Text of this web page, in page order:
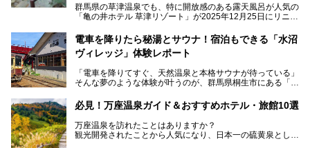
群馬県の草津温泉でも、特に開放感のある露天風呂が人気の
「亀の井ホテル 草津リゾート」が2025年12月25日にリニュ
ロビーや客室が綺麗になって、上州グルメにこだわったビュ
ッフェも人気！アクセスはシャトルバスで楽々、さらに草津
温泉にある姉妹ホテルの「草津温泉 大東舘」「亀の井ホテ
今回はそんな「亀の井ホテル 草津リゾート」を徹底レポー
───
提供元：アイコニア・ホスピタリティ株式会社【PR】
この記事は亀の井ホテル 草津リゾートのPR記事です。
電車を降りたら秘湯とサウナ！宿泊もできる「水沼
ヴィレッジ」体験レポート
「電車を降りてすぐ、天然温泉と本格サウナが待っている」
そんな夢のような体験が叶うのが、群馬県桐生市にある「駅
日帰り温泉の「水沼の湯」と宿泊もできる「サウナの森」、
２つのエリアがあります。
今回は、その中でも特にユニークな駅直結の「水沼の湯」の
魅力に焦点を当て、温泉好き、サウナー、そして電車旅好き
必見！万座温泉ガイド＆おすすめホテル・旅館10選
万座温泉を訪れたことはありますか？
観光開発されたことから人気になり、日本一の硫黄泉として